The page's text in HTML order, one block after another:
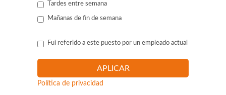
Tardes entre semana
Mañanas de fin de semana
Fui referido a este puesto por un empleado actual
Política de privacidad